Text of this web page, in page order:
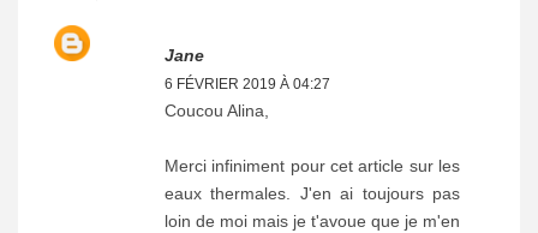
Jane
6 FÉVRIER 2019 À 04:27
Coucou Alina,
Merci infiniment pour cet article sur les
eaux thermales. J'en ai toujours pas
loin de moi mais je t'avoue que je m'en